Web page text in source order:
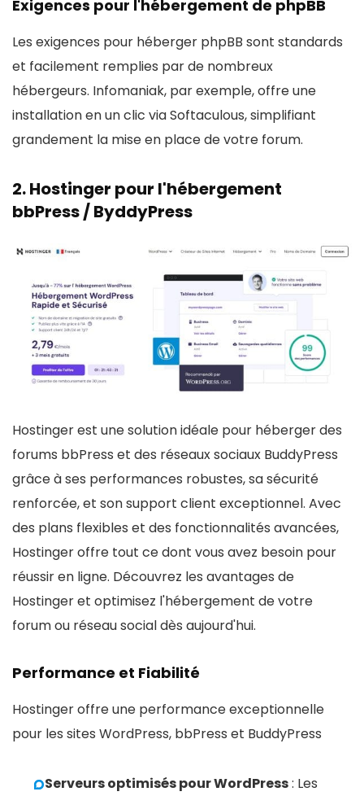
Exigences pour l'hébergement de phpBB
Les exigences pour héberger phpBB sont standards
et facilement remplies par de nombreux
hébergeurs. Infomaniak, par exemple, offre une
installation en un clic via Softaculous, simplifiant
grandement la mise en place de votre forum.
2.Hostinger pour l'hébergement
bbPress / ByddyPress
Hostinger est une solution idéale pour héberger des
forums bbPress et des réseaux sociaux BuddyPress
grâce à ses performances robustes, sa sécurité
renforcée, et son support client exceptionnel. Avec
des plans flexibles et des fonctionnalités avancées,
Hostinger offre tout ce dont vous avez besoin pour
réussir en ligne. Découvrez les avantages de
Hostinger et optimisez l'hébergement de votre
forum ou réseau social dès aujourd'hui.
Performance et Fiabilité
Hostinger offre une performance exceptionnelle
pour les sites WordPress, bbPress et BuddyPress
Serveurs optimisés pour WordPress: Les